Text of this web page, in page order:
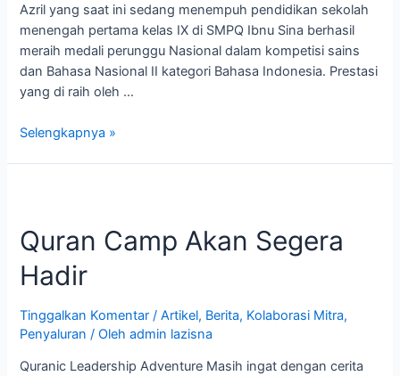
Azril yang saat ini sedang menempuh pendidikan sekolah
menengah pertama kelas IX di SMPQ Ibnu Sina berhasil
meraih medali perunggu Nasional dalam kompetisi sains
dan Bahasa Nasional II kategori Bahasa Indonesia. Prestasi
yang di raih oleh …
Selengkapnya »
Quran Camp Akan Segera
Hadir
Tinggalkan Komentar /Artikel, Berita, Kolaborasi Mitra,
Penyaluran / Olehadmin lazisna
Quranic Leadership Adventure Masih ingat dengan cerita
Akan
Segera
Hadir